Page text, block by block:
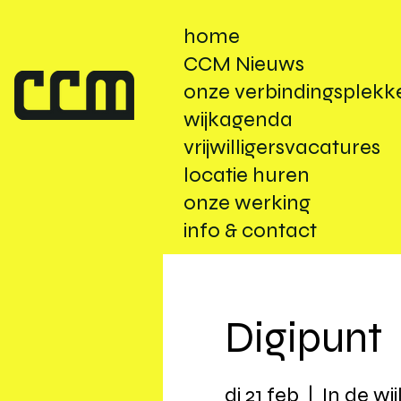
home
CCM Nieuws
onze
wijkagenda
vrijwilligersvacatures
locatie huren
onze werking
info & contact
Digipunt
di 21 feb In de